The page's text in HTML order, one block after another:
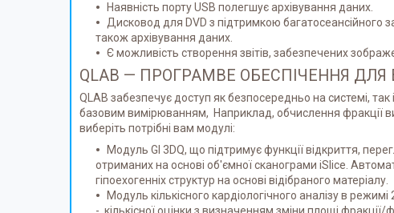
Наявність порту USB полегшує архівування даних.
Дисковод для DVD з підтримкою багатосеансійного
також архівування даних.
Є можливість створення звітів, забезпечених
QLAB — ПРОГРАМВЕ ОБЕСПІЧЕННЯ
QLAB забезпечує доступ як безпосередньо на системі,
базовим вимірюванням, Наприклад, обчислення фракції
виберіть потрібні вам модулі:
Модуль GI 3DQ, що підтримує функції відкриття,
отриманих на основі об'ємної сканограми iSlice.
гіпоехогенніх структур на основі відібраного матеріалу.
Модуль кількісного кардіологічного аналізу в